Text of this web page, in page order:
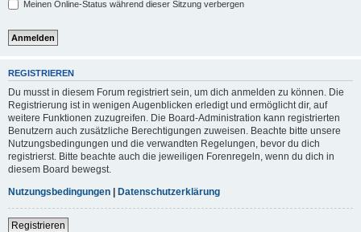
Meinen Online-Status während dieser Sitzung verbergen
REGISTRIEREN
Du musst in diesem Forum registriert sein, um dich anmelden zu können. Die
Registrierung ist in wenigen Augenblicken erledigt und ermöglicht dir, auf
weitere Funktionen zuzugreifen. Die Board-Administration kann registrierten
Benutzern auch zusätzliche Berechtigungen zuweisen. Beachte bitte unsere
Nutzungsbedingungen und die verwandten Regelungen, bevor du dich
registrierst. Bitte beachte auch die jeweiligen Forenregeln, wenn du dich in
diesem Board bewegst.
Nutzungsbedingungen | Datenschutzerklärung
Registrieren